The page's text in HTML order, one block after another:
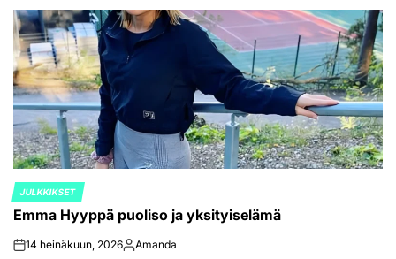
POSTED
IN
JULKKIKSET
Emma Hyyppä puoliso ja yksityiselämä
on14 heinäkuun, 2026Posted
Amanda